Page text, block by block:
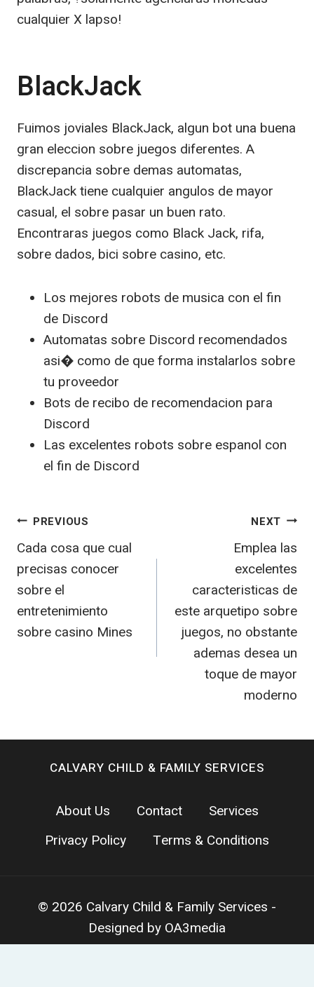
cualquier X lapso!
BlackJack
Fuimos joviales BlackJack, algun bot una buena
gran eleccion sobre juegos diferentes. A
discrepancia sobre demas automatas,
BlackJack tiene cualquier angulos de mayor
casual, el sobre pasar un buen rato.
Encontraras juegos como Black Jack, rifa,
sobre dados, bici sobre casino, etc.
Los mejores robots de musica con el fin
de Discord
Automatas sobre Discord recomendados
asi� como de que forma instalarlos sobre
tu proveedor
Bots de recibo de recomendacion para
Discord
Las excelentes robots sobre espanol con
el fin de Discord
Post
navigation
PREVIOUS
Cada cosa que cual
precisas conocer
sobre el
entretenimiento
sobre casino Mines
NEXT
Emplea las
excelentes
caracteristicas de
este arquetipo sobre
juegos, no obstante
ademas desea un
toque de mayor
moderno
CALVARY CHILD & FAMILY SERVICES
About Us Contact
Services
Privacy Policy
Terms & Conditions
© 2026 Calvary Child & Family Services -
Designed by OA3media